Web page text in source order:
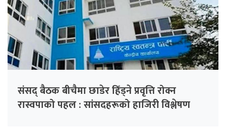
संसद् बैठक बीचैमा छाडेर हिँड्ने प्रवृत्ति रोक्न
रास्वपाको पहल : सांसदहरूको हाजिरी विश्लेषण